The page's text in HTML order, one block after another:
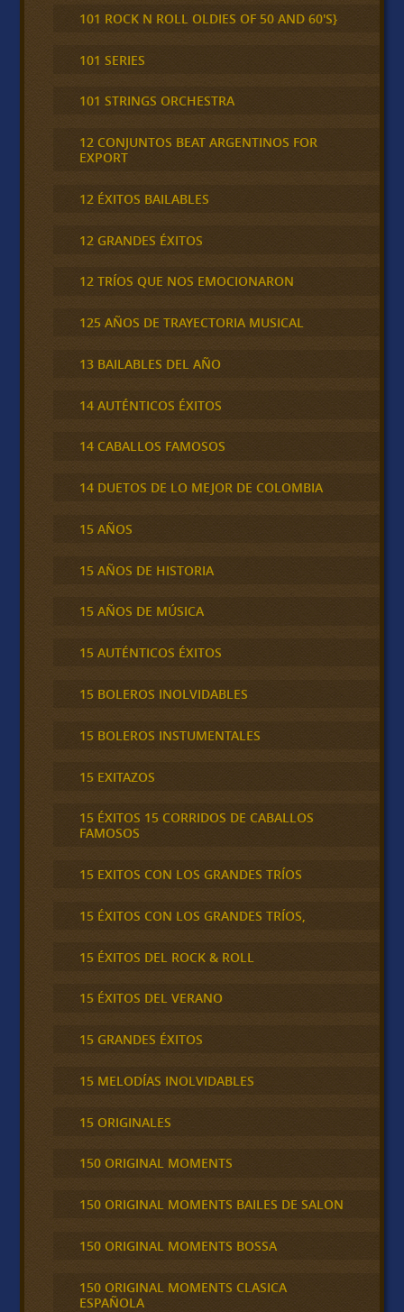
101 ROCK N ROLL OLDIES OF 50 AND 60'S}
101 SERIES
101 STRINGS ORCHESTRA
12 CONJUNTOS BEAT ARGENTINOS FOR
EXPORT
12 ÉXITOS BAILABLES
12 GRANDES ÉXITOS
12 TRÍOS QUE NOS EMOCIONARON
125 AÑOS DE TRAYECTORIA MUSICAL
13 BAILABLES DEL AÑO
14 AUTÉNTICOS ÉXITOS
14 CABALLOS FAMOSOS
14 DUETOS DE LO MEJOR DE COLOMBIA
15 AÑOS
15 AÑOS DE HISTORIA
15 AÑOS DE MÚSICA
15 AUTÉNTICOS ÉXITOS
15 BOLEROS INOLVIDABLES
15 BOLEROS INSTUMENTALES
15 EXITAZOS
15 ÉXITOS 15 CORRIDOS DE CABALLOS
FAMOSOS
15 EXITOS CON LOS GRANDES TRÍOS
15 ÉXITOS CON LOS GRANDES TRÍOS,
15 ÉXITOS DEL ROCK & ROLL
15 ÉXITOS DEL VERANO
15 GRANDES ÉXITOS
15 MELODÍAS INOLVIDABLES
15 ORIGINALES
150 ORIGINAL MOMENTS
150 ORIGINAL MOMENTS BAILES DE SALON
150 ORIGINAL MOMENTS BOSSA
150 ORIGINAL MOMENTS CLASICA
ESPAÑOLA